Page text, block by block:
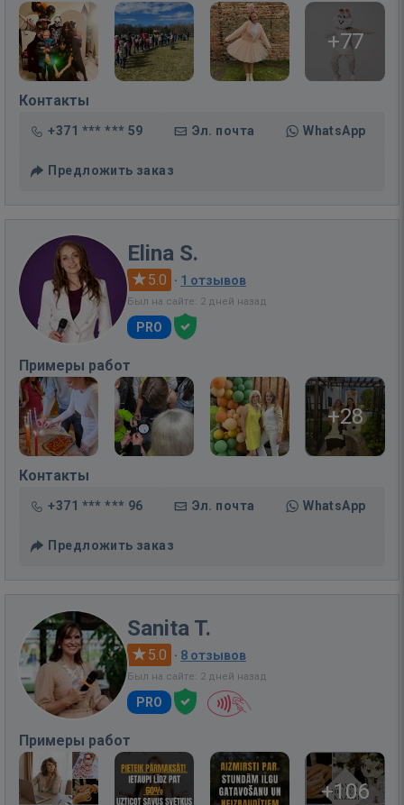
+77
Контакты
+371 *** *** 59 Эл. почта WhatsApp
Предложить заказ
Elina S.
5.0 · 1 отзывов
Был на сайте: 2 дней назад
PRO
Примеры работ
+28
Контакты
+371 *** *** 96 Эл. почта WhatsApp
Предложить заказ
Sanita T.
5.0 · 8 отзывов
Был на сайте: 2 дней назад
PRO
Примеры работ
+106